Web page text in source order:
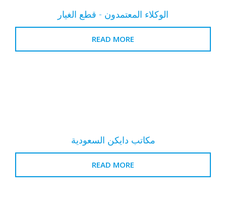
الوكلاء المعتمدون - قطع الغيار
READ MORE
مكاتب دايكن السعودية
READ MORE